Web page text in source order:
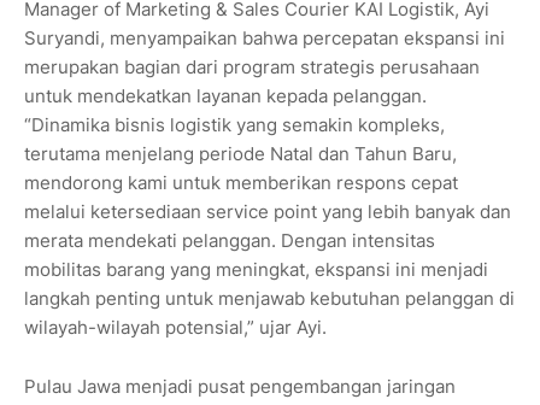
Manager of Marketing & Sales Courier KAI Logistik, Ayi
Suryandi, menyampaikan bahwa percepatan ekspansi ini
merupakan bagian dari program strategis perusahaan
untuk mendekatkan layanan kepada pelanggan.
“Dinamika bisnis logistik yang semakin kompleks,
terutama menjelang periode Natal dan Tahun Baru,
mendorong kami untuk memberikan respons cepat
melalui ketersediaan service point yang lebih banyak dan
merata mendekati pelanggan. Dengan intensitas
mobilitas barang yang meningkat, ekspansi ini menjadi
langkah penting untuk menjawab kebutuhan pelanggan di
wilayah-wilayah potensial,” ujar Ayi.
Pulau Jawa menjadi pusat pengembangan jaringan